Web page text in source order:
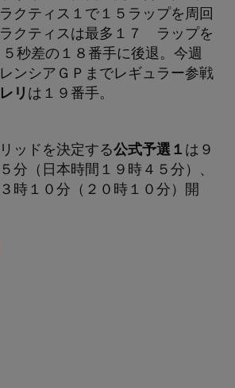
クティス１で１５ラップを周回
ラクティスは最多１７ ラップを
秒差の１８番手に後退。今週
ンシアＧＰまでレギュラー参戦
リ は１９番手。
ッドを決定する公式予選１ は９
分（日本時間１９時４５分）、
時１０分（２０時１０分）開